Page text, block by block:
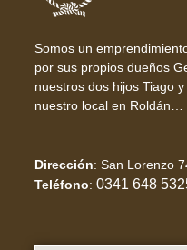
Somos un
por sus propios dueños
nuestros dos hijos Tiago
nuestro local en Roldán…
Dirección: San Lorenzo
Teléfono: 0341 648